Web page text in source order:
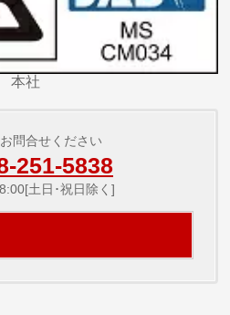
本社
問合せください
251-5838
土日･祝日除く]